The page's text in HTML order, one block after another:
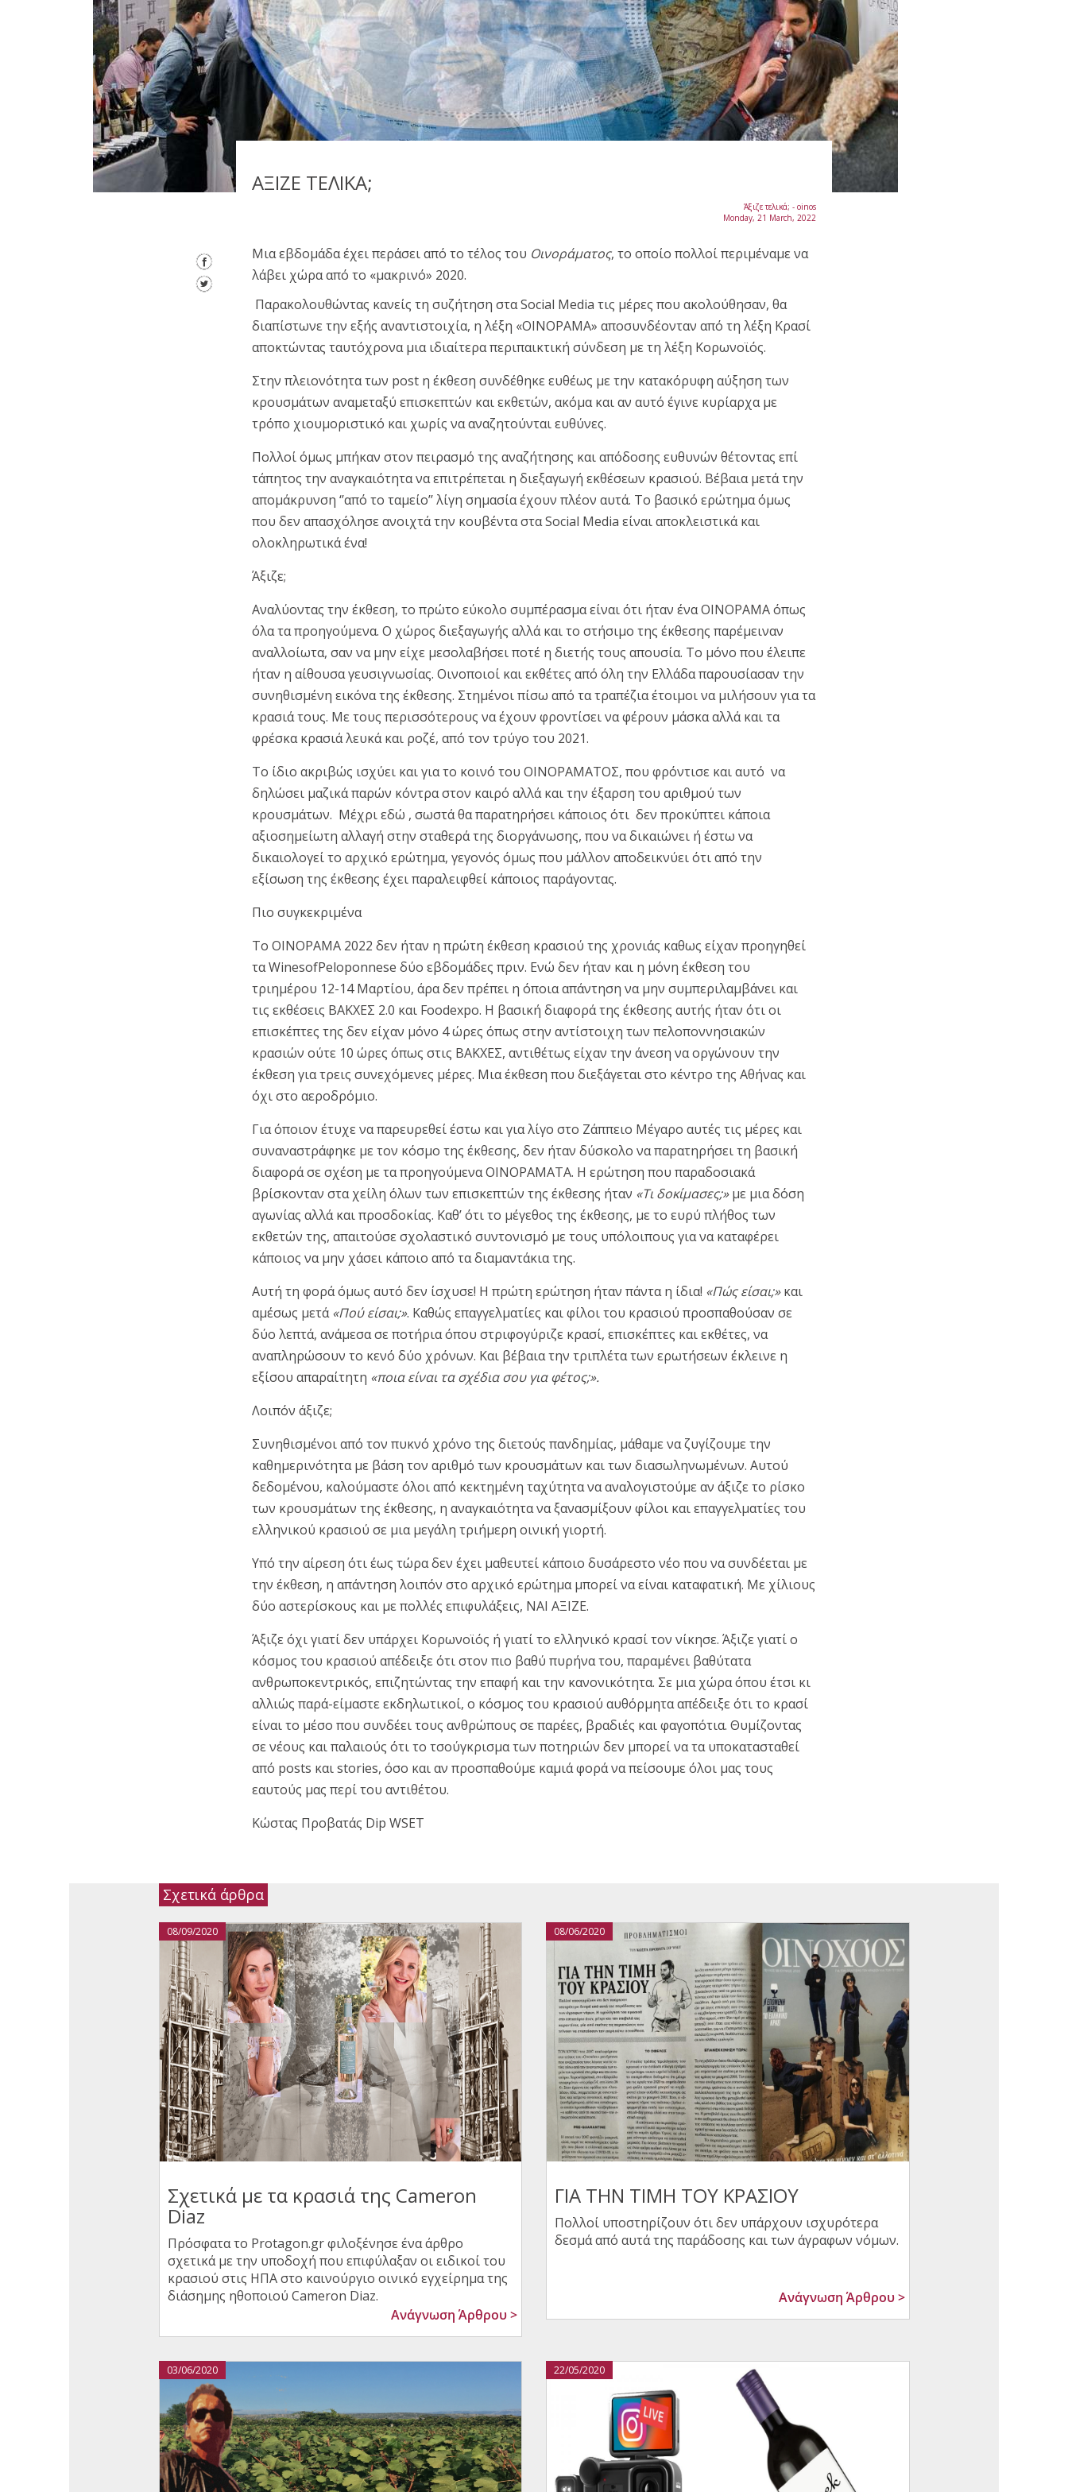
ΑΞΙΖΕ ΤΕΛΙΚΑ;
Άξιζε τελικά; - oinos
Monday, 21 March, 2022
Μια εβδομάδα έχει περάσει από το τέλος του Οινοράματος, το οποίο πολλοί περιμέναμε να
λάβει χώρα από το «μακρινό» 2020.
Παρακολουθώντας κανείς τη συζήτηση στα Social Media τις μέρες που ακολούθησαν, θα
διαπίστωνε την εξής αναντιστοιχία, η λέξη «ΟΙΝΟΡΑΜΑ» αποσυνδέονταν από τη λέξη Κρασί
αποκτώντας ταυτόχρονα μια ιδιαίτερα περιπαικτική σύνδεση με τη λέξη Κορωνοϊός.
Στην πλειονότητα των post η έκθεση συνδέθηκε ευθέως με την κατακόρυφη αύξηση των
κρουσμάτων αναμεταξύ επισκεπτών και εκθετών, ακόμα και αν αυτό έγινε κυρίαρχα με
τρόπο χιουμοριστικό και χωρίς να αναζητούνται ευθύνες.
Πολλοί όμως μπήκαν στον πειρασμό της αναζήτησης και απόδοσης ευθυνών θέτοντας επί
τάπητος την αναγκαιότητα να επιτρέπεται η διεξαγωγή εκθέσεων κρασιού. Βέβαια μετά την
απομάκρυνση ‘’από το ταμείο’’ λίγη σημασία έχουν πλέον αυτά. Το βασικό ερώτημα όμως
που δεν απασχόλησε ανοιχτά την κουβέντα στα Social Media είναι αποκλειστικά και
ολοκληρωτικά ένα!
Άξιζε;
Αναλύοντας την έκθεση, το πρώτο εύκολο συμπέρασμα είναι ότι ήταν ένα ΟΙΝΟΡΑΜΑ όπως
όλα τα προηγούμενα. Ο χώρος διεξαγωγής αλλά και το στήσιμο της έκθεσης παρέμειναν
αναλλοίωτα, σαν να μην είχε μεσολαβήσει ποτέ η διετής τους απουσία. Το μόνο που έλειπε
ήταν η αίθουσα γευσιγνωσίας. Οινοποιοί και εκθέτες από όλη την Ελλάδα παρουσίασαν την
συνηθισμένη εικόνα της έκθεσης. Στημένοι πίσω από τα τραπέζια έτοιμοι να μιλήσουν για τα
κρασιά τους. Με τους περισσότερους να έχουν φροντίσει να φέρουν μάσκα αλλά και τα
φρέσκα κρασιά λευκά και ροζέ, από τον τρύγο του 2021.
Το ίδιο ακριβώς ισχύει και για το κοινό του ΟΙΝΟΡΑΜΑΤΟΣ, που φρόντισε και αυτό να
δηλώσει μαζικά παρών κόντρα στον καιρό αλλά και την έξαρση του αριθμού των
κρουσμάτων. Μέχρι εδώ , σωστά θα παρατηρήσει κάποιος ότι δεν προκύπτει κάποια
αξιοσημείωτη αλλαγή στην σταθερά της διοργάνωσης, που να δικαιώνει ή έστω να
δικαιολογεί το αρχικό ερώτημα, γεγονός όμως που μάλλον αποδεικνύει ότι από την
εξίσωση της έκθεσης έχει παραλειφθεί κάποιος παράγοντας.
Πιο συγκεκριμένα
Το ΟΙΝΟΡΑΜΑ 2022 δεν ήταν η πρώτη έκθεση κρασιού της χρονιάς καθως είχαν προηγηθεί
τα WinesofPeloponnese δύο εβδομάδες πριν. Ενώ δεν ήταν και η μόνη έκθεση του
τριημέρου 12-14 Μαρτίου, άρα δεν πρέπει η όποια απάντηση να μην συμπεριλαμβάνει και
τις εκθέσεις ΒΑΚΧΕΣ 2.0 και Foodexpo. Η βασική διαφορά της έκθεσης αυτής ήταν ότι οι
επισκέπτες της δεν είχαν μόνο 4 ώρες όπως στην αντίστοιχη των πελοποννησιακών
κρασιών ούτε 10 ώρες όπως στις ΒΑΚΧΕΣ, αντιθέτως είχαν την άνεση να οργώνουν την
έκθεση για τρεις συνεχόμενες μέρες. Μια έκθεση που διεξάγεται στο κέντρο της Αθήνας και
όχι στο αεροδρόμιο.
Για όποιον έτυχε να παρευρεθεί έστω και για λίγο στο Ζάππειο Μέγαρο αυτές τις μέρες και
συναναστράφηκε με τον κόσμο της έκθεσης, δεν ήταν δύσκολο να παρατηρήσει τη βασική
διαφορά σε σχέση με τα προηγούμενα ΟΙΝΟΡΑΜΑΤΑ. Η ερώτηση που παραδοσιακά
βρίσκονταν στα χείλη όλων των επισκεπτών της έκθεσης ήταν «Τι δοκίμασες;»με μια δόση
αγωνίας αλλά και προσδοκίας. Καθ’ ότι το μέγεθος της έκθεσης, με το ευρύ πλήθος των
εκθετών της, απαιτούσε σχολαστικό συντονισμό με τους υπόλοιπους για να καταφέρει
κάποιος να μην χάσει κάποιο από τα διαμαντάκια της.
Αυτή τη φορά όμως αυτό δεν ίσχυσε! Η πρώτη ερώτηση ήταν πάντα η ίδια! «Πώς είσαι;»και
αμέσως μετά«Πού είσαι;». Καθώς επαγγελματίες και φίλοι του κρασιού προσπαθούσαν σε
δύο λεπτά, ανάμεσα σε ποτήρια όπου στριφογύριζε κρασί, επισκέπτες και εκθέτες, να
αναπληρώσουν το κενό δύο χρόνων. Και βέβαια την τριπλέτα των ερωτήσεων έκλεινε η
εξίσου απαραίτητη «ποια είναι τα σχέδια σου για φέτος;».
Λοιπόν άξιζε;
Συνηθισμένοι από τον πυκνό χρόνο της διετούς πανδημίας, μάθαμε να ζυγίζουμε την
καθημερινότητα με βάση τον αριθμό των κρουσμάτων και των διασωληνωμένων. Αυτού
δεδομένου, καλούμαστε όλοι από κεκτημένη ταχύτητα να αναλογιστούμε αν άξιζε το ρίσκο
των κρουσμάτων της έκθεσης, η αναγκαιότητα να ξανασμίξουν φίλοι και επαγγελματίες του
ελληνικού κρασιού σε μια μεγάλη τριήμερη οινική γιορτή.
Υπό την αίρεση ότι έως τώρα δεν έχει μαθευτεί κάποιο δυσάρεστο νέο που να συνδέεται με
την έκθεση, η απάντηση λοιπόν στο αρχικό ερώτημα μπορεί να είναι καταφατική. Με χίλιους
δύο αστερίσκους και με πολλές επιφυλάξεις, ΝΑΙ ΑΞΙΖΕ.
Άξιζε όχι γιατί δεν υπάρχει Κορωνοϊός ή γιατί το ελληνικό κρασί τον νίκησε. Άξιζε γιατί ο
κόσμος του κρασιού απέδειξε ότι στον πιο βαθύ πυρήνα του, παραμένει βαθύτατα
ανθρωποκεντρικός, επιζητώντας την επαφή και την κανονικότητα. Σε μια χώρα όπου έτσι κι
αλλιώς παρά-είμαστε εκδηλωτικοί, ο κόσμος του κρασιού αυθόρμητα απέδειξε ότι το κρασί
είναι το μέσο που συνδέει τους ανθρώπους σε παρέες, βραδιές και φαγοπότια. Θυμίζοντας
σε νέους και παλαιούς ότι το τσούγκρισμα των ποτηριών δεν μπορεί να τα υποκατασταθεί
από posts και stories, όσο και αν προσπαθούμε καμιά φορά να πείσουμε όλοι μας τους
εαυτούς μας περί του αντιθέτου.
Κώστας Προβατάς Dip WSET
Σχετικά άρθρα
08/09/2020
Σχετικά με τα κρασιά της Cameron
Diaz
Πρόσφατα το Protagon.grφιλοξένησε ένα άρθρο
σχετικά με την υποδοχή που επιφύλαξαν οι ειδικοί του
κρασιού στις ΗΠΑ στο καινούργιο οινικό εγχείρημα της
διάσημης ηθοποιού Cameron Diaz.
Ανάγνωση Άρθρου >
08/06/2020
ΓΙΑ ΤΗΝ ΤΙΜΗ ΤΟΥ ΚΡΑΣΙΟΥ
Πολλοί υποστηρίζουν ότι δεν υπάρχουν ισχυρότερα
δεσμά από αυτά της παράδοσης και των άγραφων νόμων.
Ανάγνωση Άρθρου >
03/06/2020 22/05/2020